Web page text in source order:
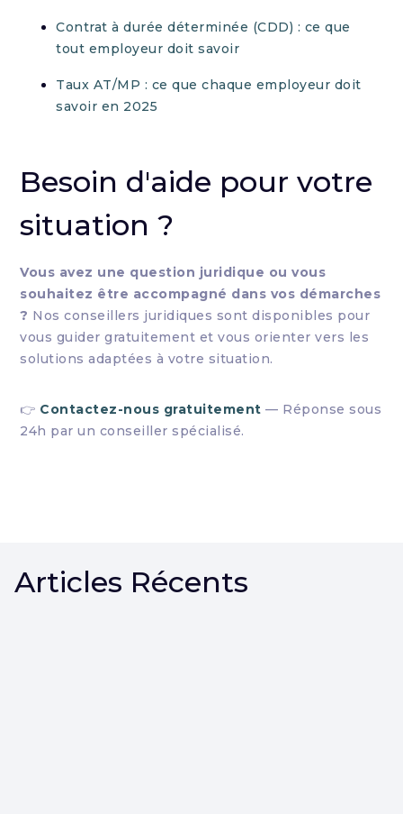
Contrat à durée déterminée (CDD) : ce que
tout employeur doit savoir
Taux AT/MP : ce que chaque employeur doit
savoir en 2025
Besoin d'aide pour votre
situation ?
Vous avez une question juridique ou vous
souhaitez être accompagné dans vos démarches
? Nos conseillers juridiques sont disponibles pour
vous guider gratuitement et vous orienter vers les
solutions adaptées à votre situation.
👉 Contactez-nous gratuitement — Réponse sous
24h par un conseiller spécialisé.
Articles Récents